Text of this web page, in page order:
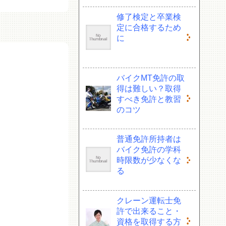
修了検定と卒業検
定に合格するため
に
バイクMT免許の取
得は難しい？取得
すべき免許と教習
のコツ
普通免許所持者は
バイク免許の学科
時限数が少なくな
る
クレーン運転士免
許で出来ること・
資格を取得する方